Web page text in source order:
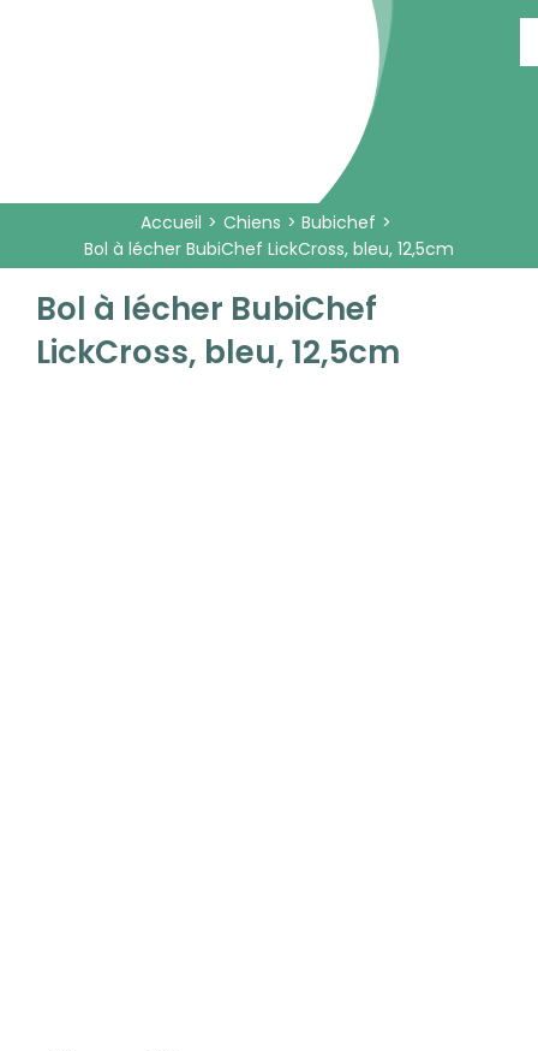
Accueil Chiens
Bubichef
Bol à lécher BubiChef LickCross, bleu, 12,5cm
Bol à lécher BubiChef
LickCross, bleu, 12,5cm